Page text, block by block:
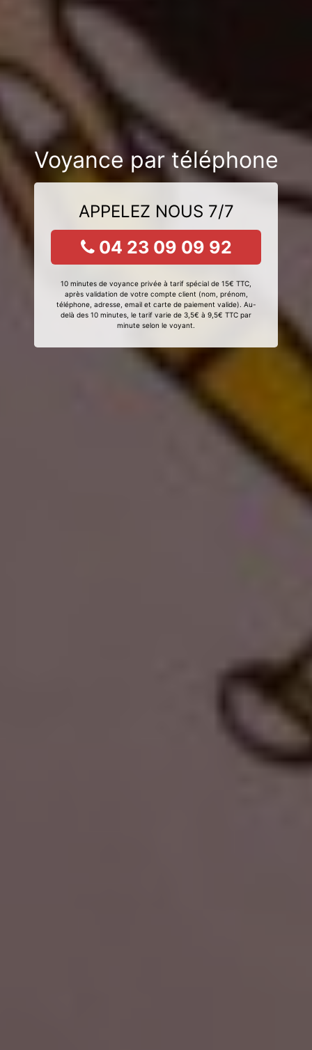
Voyance par téléphone
APPELEZ NOUS 7/7
04 23 09 09 92
10 minutes de voyance privée à tarif spécial de 15€ TTC,
après validation de votre compte client (nom, prénom,
téléphone, adresse, email et carte de paiement valide). Au-
delà des 10 minutes, le tarif varie de 3,5€ à 9,5€ TTC par
minute selon le voyant.